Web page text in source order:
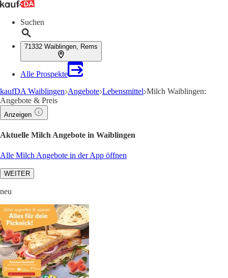
Suchen
71332 Waiblingen, Rems
Alle Prospekte
kaufDA Waiblingen Angebote Lebensmittel Milch Waiblingen:
Angebote & Preis
Anzeigen
Aktuelle Milch Angebote in Waiblingen
Alle Milch Angebote in der App öffnen
WEITER
neu